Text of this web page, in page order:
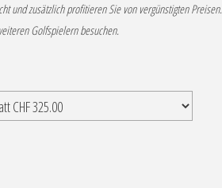
und zusätzlich profitieren Sie von vergünstigten Preisen.
Golfspielern besuchen.